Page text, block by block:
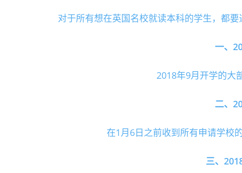
对于所有想在英国名校就读本科的学生，都要
一、
2018年9月开学的大
二、
在1月6日之前收到所有申请学校
三、